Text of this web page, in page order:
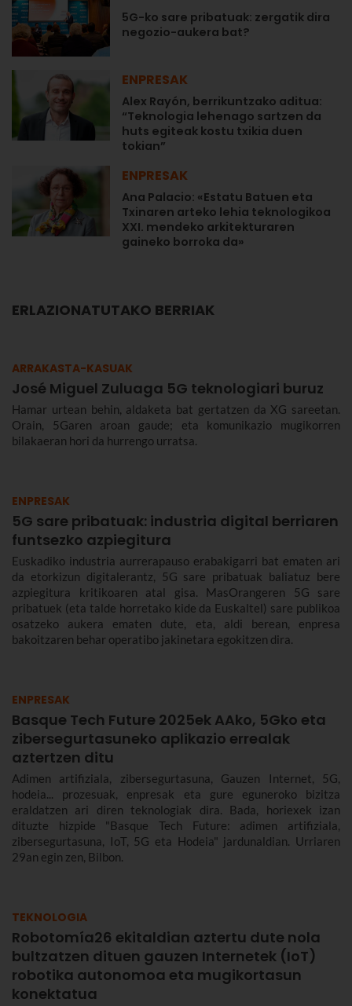
5G-ko sare pribatuak: zergatik dira
negozio-aukera bat?
ENPRESAK
Alex Rayón, berrikuntzako aditua:
“Teknologia lehenago sartzen da
huts egiteak kostu txikia duen
tokian”
ENPRESAK
Ana Palacio: «Estatu Batuen eta
Txinaren arteko lehia teknologikoa
XXI. mendeko arkitekturaren
gaineko borroka da»
ERLAZIONATUTAKO BERRIAK
ARRAKASTA-KASUAK
José Miguel Zuluaga 5G teknologiari buruz
Hamar urtean behin, aldaketa bat gertatzen da XG sareetan.
Orain, 5Garen aroan gaude; eta komunikazio mugikorren
bilakaeran hori da hurrengo urratsa.
ENPRESAK
5G sare pribatuak: industria digital berriaren
funtsezko azpiegitura
Euskadiko industria aurrerapauso erabakigarri bat ematen ari
da etorkizun digitalerantz, 5G sare pribatuak baliatuz bere
azpiegitura kritikoaren atal gisa. MasOrangeren 5G sare
pribatuek (eta talde horretako kide da Euskaltel) sare publikoa
osatzeko aukera ematen dute, eta, aldi berean, enpresa
bakoitzaren behar operatibo jakinetara egokitzen dira.
ENPRESAK
Basque Tech Future 2025ek AAko, 5Gko eta
zibersegurtasuneko aplikazio errealak
aztertzen ditu
Adimen artifiziala, zibersegurtasuna, Gauzen Internet, 5G,
hodeia... prozesuak, enpresak eta gure eguneroko bizitza
eraldatzen ari diren teknologiak dira. Bada, horiexek izan
dituzte hizpide "Basque Tech Future: adimen artifiziala,
zibersegurtasuna, IoT, 5G eta Hodeia" jardunaldian. Urriaren
29an egin zen, Bilbon.
TEKNOLOGIA
Robotomía26 ekitaldian aztertu dute nola
bultzatzen dituen gauzen Internetek (IoT)
robotika autonomoa eta mugikortasun
konektatua